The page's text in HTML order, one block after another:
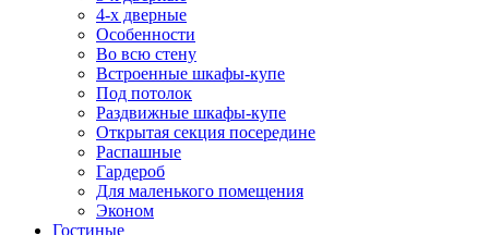
4-х дверные
Особенности
Во всю стену
Встроенные шкафы-купе
Под потолок
Раздвижные шкафы-купе
Открытая секция посередине
Распашные
Гардероб
Для маленького помещения
Эконом
Гостиные